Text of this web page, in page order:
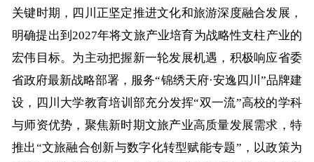
关键时期 ，四川正坚定推进文化和旅游深度融合发展，
明确提出到2027年将文旅产业培育为战略性支柱产业的
宏伟目标。 为主动把握新一轮发展机遇，积极响应省委
省政府最新战略部署，服务“锦绣天府·安逸四川”品牌建
设，四川大学教育培训部充分发挥“双一流”高校的学科
与师资优势，聚焦新时期文旅产业高质量发展需求，特
推出“文旅融合创新与数字化转型赋能专题”，以政策为